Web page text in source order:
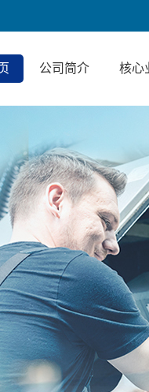
公司简介 核心